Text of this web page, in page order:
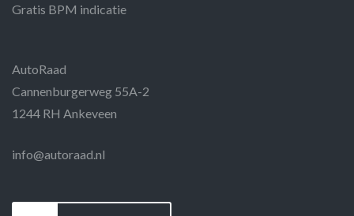
Gratis BPM indicatie
AutoRaad
Cannenburgerweg 55A-2
1244 RH Ankeveen
info@autoraad.nl